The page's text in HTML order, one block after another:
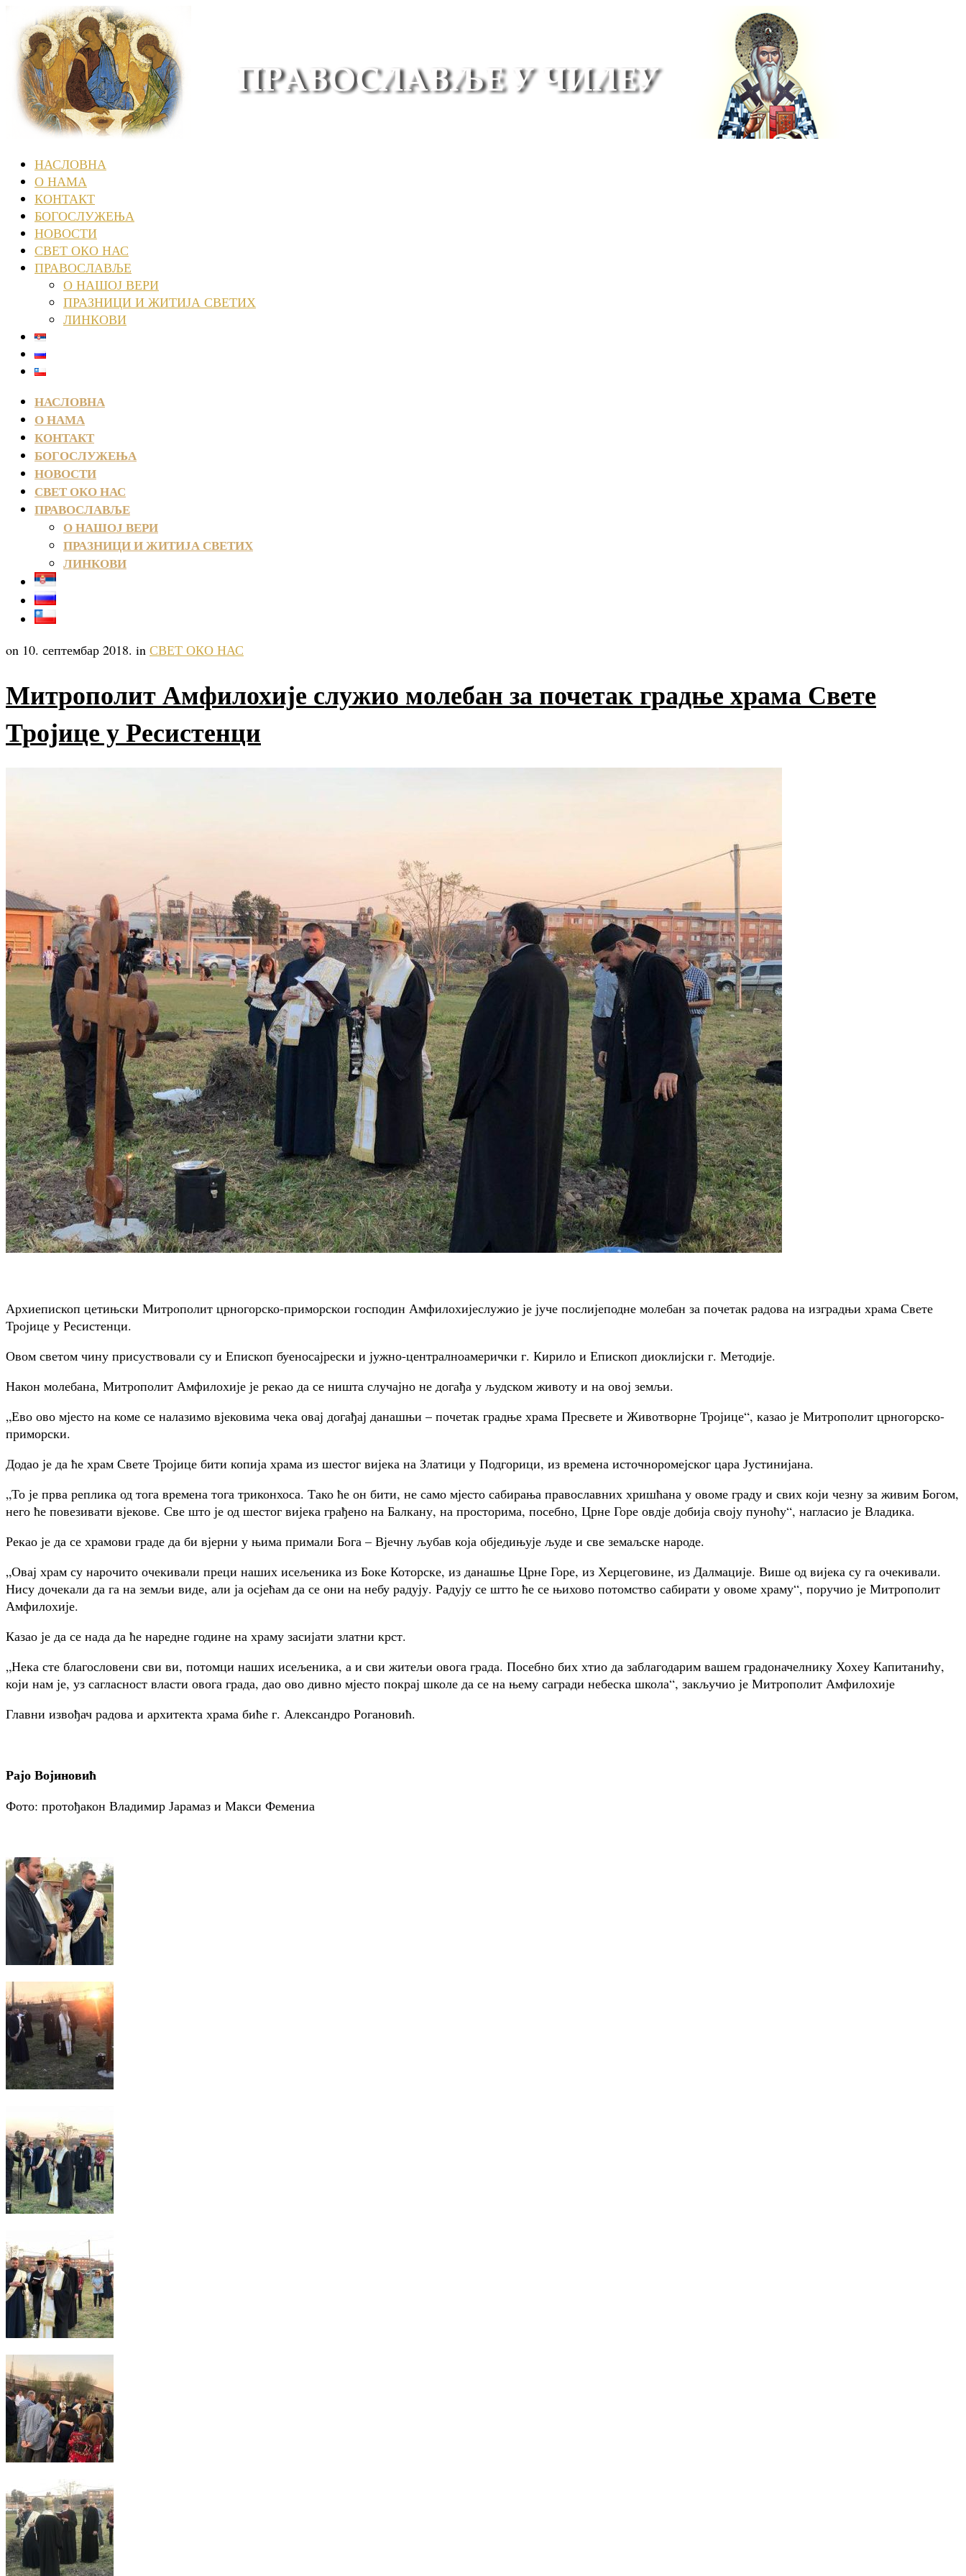
НАСЛОВНА
О НАМА
КОНТАКТ
БОГОСЛУЖЕЊА
НОВОСТИ
СВЕТ ОКО НАС
ПРАВОСЛАВЉЕ
О НАШОЈ ВЕРИ
ПРАЗНИЦИ И ЖИТИЈА СВЕТИХ
ЛИНКОВИ
НАСЛОВНА
О НАМА
КОНТАКТ
БОГОСЛУЖЕЊА
НОВОСТИ
СВЕТ ОКО НАС
ПРАВОСЛАВЉЕ
О НАШОЈ ВЕРИ
ПРАЗНИЦИ И ЖИТИЈА СВЕТИХ
ЛИНКОВИ
on 10. септембар 2018. in СВЕТ ОКО НАС
Митрополит Амфилохије служио молебан за почетак градње храма Свете
Тројице у Ресистенци
Архиепископ цетињски Митрополит црногорско-приморскои господин Амфилохијеслужио је јуче послијеподне молебан за почетак радова на изградњи храма Свете
Тројице у Ресистенци.
Овом светом чину присуствовали су и Епископ буеносајрески и јужно-централноамерички г. Кирило и Епископ диоклијски г. Методије.
Након молебана, Митрополит Амфилохије је рекао да се ништа случајно не догађа у људском животу и на овој земљи.
„Ево ово мјесто на коме се налазимо вјековима чека овај догађај данашњи – почетак градње храма Пресвете и Животворне Тројице“, казао је Митрополит црногорско-
приморски.
Додао је да ће храм Свете Тројице бити копија храма из шестог вијека на Златици у Подгорици, из времена источноромејског цара Јустинијана.
„То је прва реплика од тога времена тога триконхоса. Тако ће он бити, не само мјесто сабирања православних хришћана у овоме граду и свих који чезну за живим Богом,
него ће повезивати вјекове. Све што је од шестог вијека грађено на Балкану, на просторима, посебно, Црне Горе овдје добија своју пуноћу“, нагласио је Владика.
Рекао је да се храмови граде да би вјерни у њима примали Бога – Вјечну љубав која обједињује људе и све земаљске народе.
„Овај храм су нарочито очекивали преци наших исељеника из Боке Которске, из данашње Црне Горе, из Херцеговине, из Далмације. Више од вијека су га очекивали.
Нису дочекали да га на земљи виде, али ја осјећам да се они на небу радују. Радују се штто ће се њихово потомство сабирати у овоме храму“, поручио је Митрополит
Амфилохије.
Казао је да се нада да ће наредне године на храму засијати златни крст.
„Нека сте благословени сви ви, потомци наших исељеника, а и сви житељи овога града. Посебно бих хтио да заблагодарим вашем градоначелнику Хохеу Капитанићу,
који нам је, уз сагласност власти овога града, дао ово дивно мјесто покрај школе да се на њему сагради небеска школа“, закључио је Митрополит Амфилохије
Главни извођач радова и архитекта храма биће г. Александро Рогановић.
Рајо Војиновић
Фото: протођакон Владимир Јарамаз и Макси Фемениа